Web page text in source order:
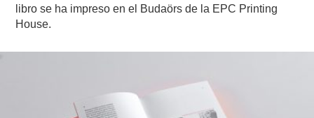
libro se ha impreso en el Budaörs de la EPC Printing
House.